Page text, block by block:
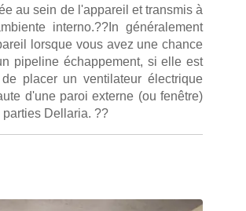
au sein de l'appareil et transmis à
interno.??In généralement
lorsque vous avez une chance
pipeline échappement, si elle est
placer un ventilateur électrique
d'une paroi externe (ou fenêtre)
Dellaria. ??